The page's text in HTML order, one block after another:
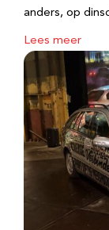
anders, op
Lees meer